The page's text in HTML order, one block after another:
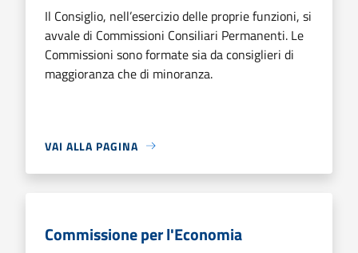
Il Consiglio, nell’esercizio delle proprie funzioni, si
avvale di Commissioni Consiliari Permanenti. Le
Commissioni sono formate sia da consiglieri di
maggioranza che di minoranza.
VAI ALLA PAGINA
Commissione per l'Economia